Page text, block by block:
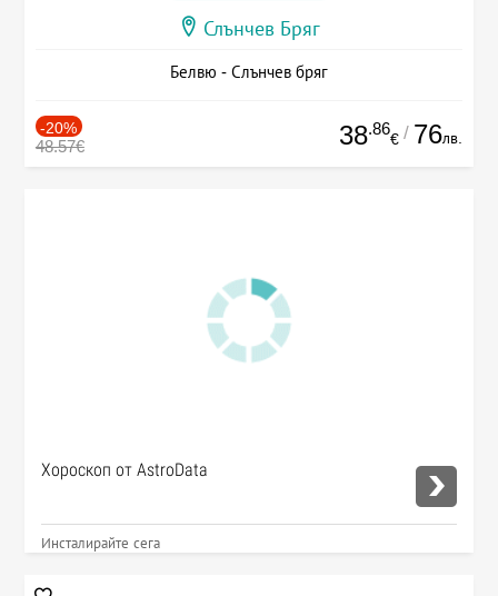
Слънчев Бряг
Белвю - Слънчев бряг
-20%
48.57€ 38.86
€ / 76лв.
Хороскоп от AstroData
Инсталирайте сега